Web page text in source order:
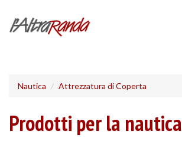
Nautica Attrezzatura di Coperta
Prodotti per la nautica